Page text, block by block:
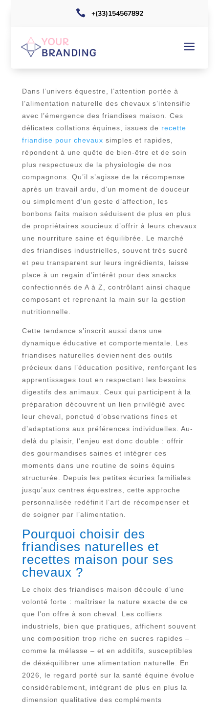
 +(33)154567892
a
RECETTES MAISON DE FRIANDISES
NATURELLES POUR CHEVAUX :
Dans l’univers équestre, l’attention portée à
l’alimentation naturelle des chevaux s’intensifie
avec l’émergence des friandises maison. Ces
délicates collations équines, issues de recette
friandise pour chevaux simples et rapides,
répondent à une quête de bien-être et de soin
plus respectueux de la physiologie de nos
compagnons. Qu’il s’agisse de la récompense
après un travail ardu, d’un moment de douceur
ou simplement d’un geste d’affection, les
bonbons faits maison séduisent de plus en plus
de propriétaires soucieux d’offrir à leurs chevaux
une nourriture saine et équilibrée. Le marché
des friandises industrielles, souvent très sucré
et peu transparent sur leurs ingrédients, laisse
place à un regain d’intérêt pour des snacks
confectionnés de A à Z, contrôlant ainsi chaque
composant et reprenant la main sur la gestion
nutritionnelle.
Cette tendance s’inscrit aussi dans une
dynamique éducative et comportementale. Les
friandises naturelles deviennent des outils
précieux dans l’éducation positive, renforçant les
apprentissages tout en respectant les besoins
digestifs des animaux. Ceux qui participent à la
préparation découvrent un lien privilégié avec
leur cheval, ponctué d’observations fines et
d’adaptations aux préférences individuelles. Au-
delà du plaisir, l’enjeu est donc double : offrir
des gourmandises saines et intégrer ces
moments dans une routine de soins équins
structurée. Depuis les petites écuries familiales
jusqu’aux centres équestres, cette approche
personnalisée redéfinit l’art de récompenser et
de soigner par l’alimentation.
Pourquoi choisir des
friandises naturelles et
recettes maison pour ses
chevaux ?
Le choix des friandises maison découle d’une
volonté forte : maîtriser la nature exacte de ce
que l’on offre à son cheval. Les colliers
industriels, bien que pratiques, affichent souvent
une composition trop riche en sucres rapides –
comme la mélasse – et en additifs, susceptibles
de déséquilibrer une alimentation naturelle. En
2026, le regard porté sur la santé équine évolue
considérablement, intégrant de plus en plus la
dimension qualitative des compléments